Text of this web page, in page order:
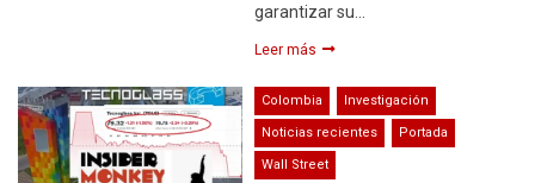
garantizar su…
Leer más
Colombia Investigación
Noticias recientes Portada
Wall Street